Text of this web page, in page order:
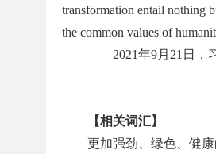
transformation entail nothing
the common values of
——2021年9月 21 日，
【相关词汇】
更加强劲、绿色、健